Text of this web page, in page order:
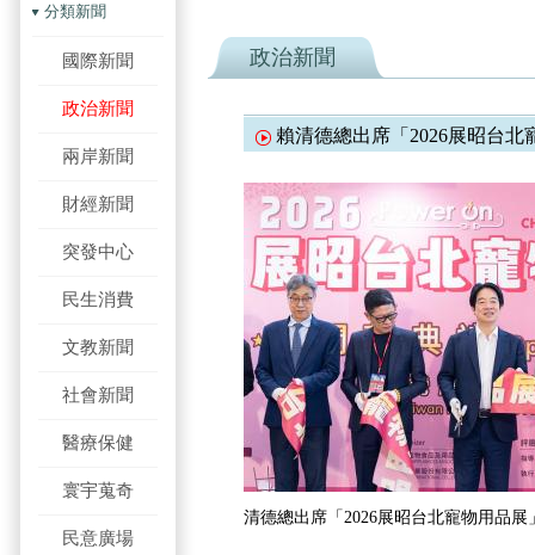
分類新聞
國際新聞
政治新聞
兩岸新聞
財經新聞
突發中心
民生消費
文教新聞
社會新聞
醫療保健
寰宇蒐奇
民意廣場
政治新聞
賴清德總出席「2026展昭台北
清德總出席「2026展昭台北寵物用品展